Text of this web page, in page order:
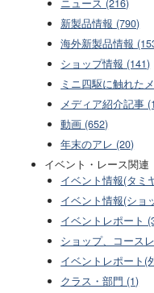
ニュース (216)
新製品情報 (790)
海外新製品情報
ショップ情報 (141)
ミニ四駆に触れた
メディア紹介記事
動画 (652)
年末のアレ (20)
イベント・レース関連
イベント情報(タミ
イベント情報(ショ
イベントレポート
ショップ、コース
イベントレポート(
クラス・部門 (1)